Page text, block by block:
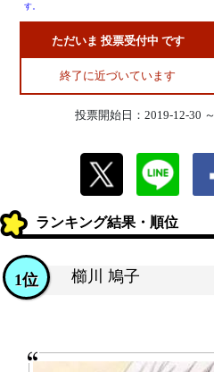
す。
ただいま 投票受付中 です
終了に近づいています
投票開始日：2019-12-30 ～
ランキング結果・順位
櫛川 鳩子
1位